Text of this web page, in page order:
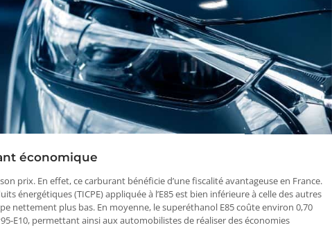
économique
prix. En effet, ce carburant bénéficie d’une fiscalité avantageuse en France.
énergétiques (TICPE) appliquée à l’E85 est bien inférieure à celle des autres
nettement plus bas. En moyenne, le superéthanol E85 coûte environ 0,70
E10, permettant ainsi aux automobilistes de réaliser des économies